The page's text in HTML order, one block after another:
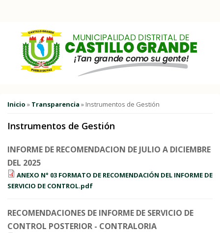
Pasar al contenido principal
Usted está aquí
Inicio » Transparencia » Instrumentos de Gestión
Instrumentos de Gestión
INFORME DE RECOMENDACION DE JULIO A DICIEMBRE
DEL 2025
ANEXO N° 03 FORMATO DE RECOMENDACIÓN DEL INFORME DE
SERVICIO DE CONTROL.pdf
RECOMENDACIONES DE INFORME DE SERVICIO DE
CONTROL POSTERIOR - CONTRALORIA